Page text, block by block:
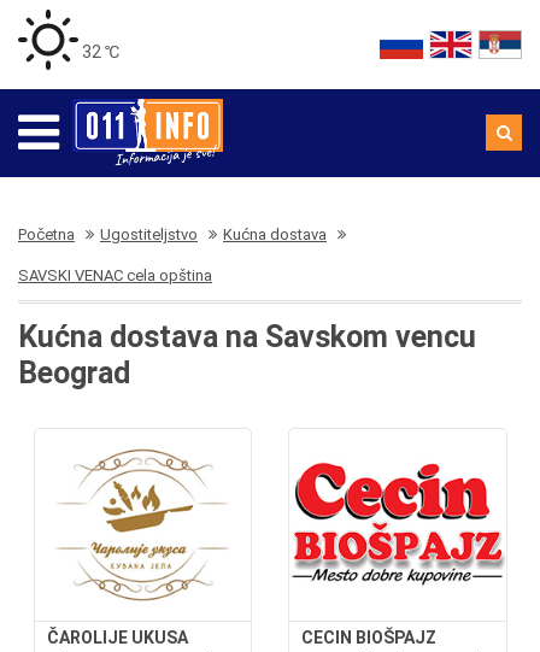
32 ℃
Početna Ugostiteljstvo Kućna dostava
SAVSKI VENAC cela opština
Kućna dostava na Savskom vencu
Beograd
ČAROLIJE UKUSA CECIN BIOŠPAJZ